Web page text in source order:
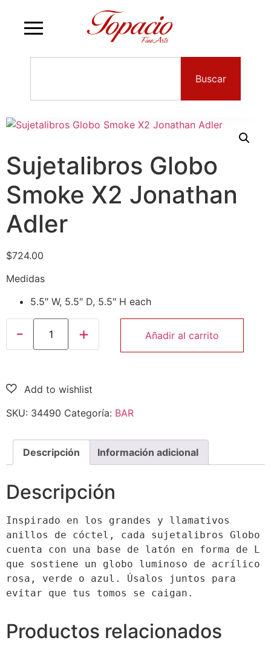
Buscar
Sujetalibros Globo
Smoke X2 Jonathan
Adler
$724.00
Medidas
5.5″ W, 5.5″ D, 5.5″ H each
Añadir al carrito
SKU: 34490 Categoría: BAR
Descripción Información adicional
Descripción
Inspirado en los grandes y llamativos
anillos de cóctel, cada sujetalibros Globo
cuenta con una base de latón en forma de L
que sostiene un globo luminoso de acrílico
rosa, verde o azul. Úsalos juntos para
evitar que tus tomos se caigan.
Productos relacionados